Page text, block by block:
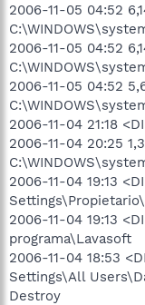
2006-11-05 04:52
2006-11-05 04:52
2006-11-05 04:52
2006-11-04 21:18
2006-11-04 20:25
2006-11-04 19:13
2006-11-04 19:13
programa\Lavasoft
2006-11-04 18:53
Settings\All
Destroy